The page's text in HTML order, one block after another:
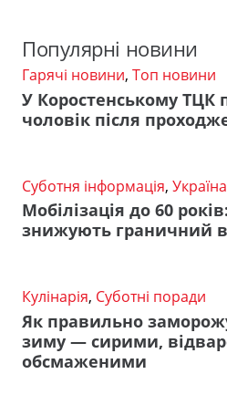
Популярні новини
Гарячі новини, Топ новини
У Коростенському ТЦК
чоловік після
Суботня інформація, Україна
Мобілізація до 60
знижують граничний
Кулінарія, Суботні поради
Як правильно
зиму — сирими,
обсмаженими